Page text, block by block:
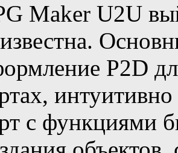
Maker U2U
P2D
с функциями